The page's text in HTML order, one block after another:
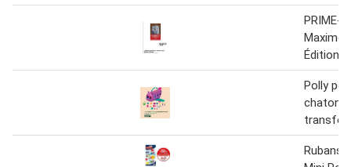
PRIME-
Maxime
Éditions
Polly
chaton
Rubans